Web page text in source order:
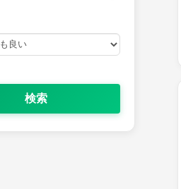
検索